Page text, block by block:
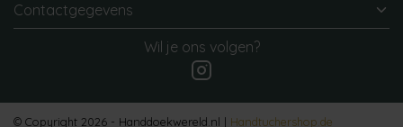
Contactgegevens
Wil je ons volgen?
© Copyright 2026 - Handdoekwereld.nl | Handtuchershop.de